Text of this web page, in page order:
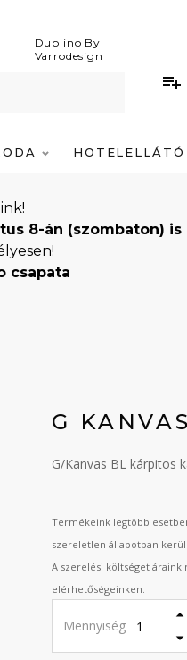
Dublino By
Varrodesign
8-án (szombaton) is
csapata
G
G/Kanvas BL kárpitos
Termékeink legtöbb
szereletlen állapotban
A szerelési költséget
elérhetőségeinken.
Mennyiség